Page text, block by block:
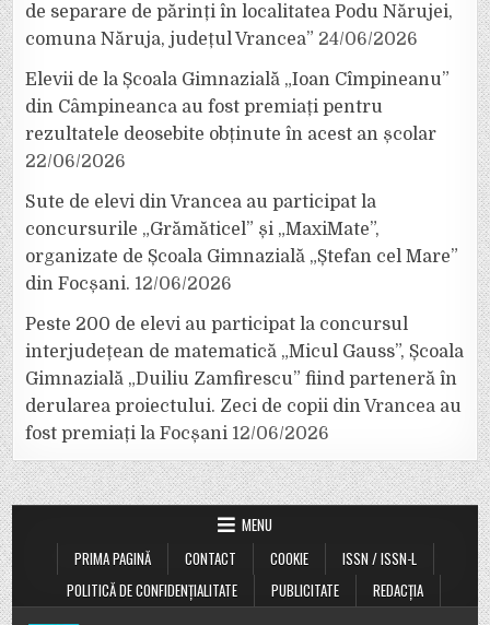
de separare de părinți în localitatea Podu Nărujei,
comuna Năruja, județul Vrancea” 24/06/2026
Elevii de la Școala Gimnazială „Ioan Cîmpineanu”
din Câmpineanca au fost premiați pentru
rezultatele deosebite obținute în acest an școlar
22/06/2026
Sute de elevi din Vrancea au participat la
concursurile „Grămăticel” și „MaxiMate”,
organizate de Școala Gimnazială „Ștefan cel Mare”
din Focșani. 12/06/2026
Peste 200 de elevi au participat la concursul
interjudețean de matematică „Micul Gauss”, Școala
Gimnazială „Duiliu Zamfirescu” fiind parteneră în
derularea proiectului. Zeci de copii din Vrancea au
fost premiați la Focșani 12/06/2026
MENU
PRIMA PAGINĂ
CONTACT COOKIE
ISSN / ISSN-L
POLITICĂ DE CONFIDENȚIALITATE
PUBLICITATE REDACȚIA